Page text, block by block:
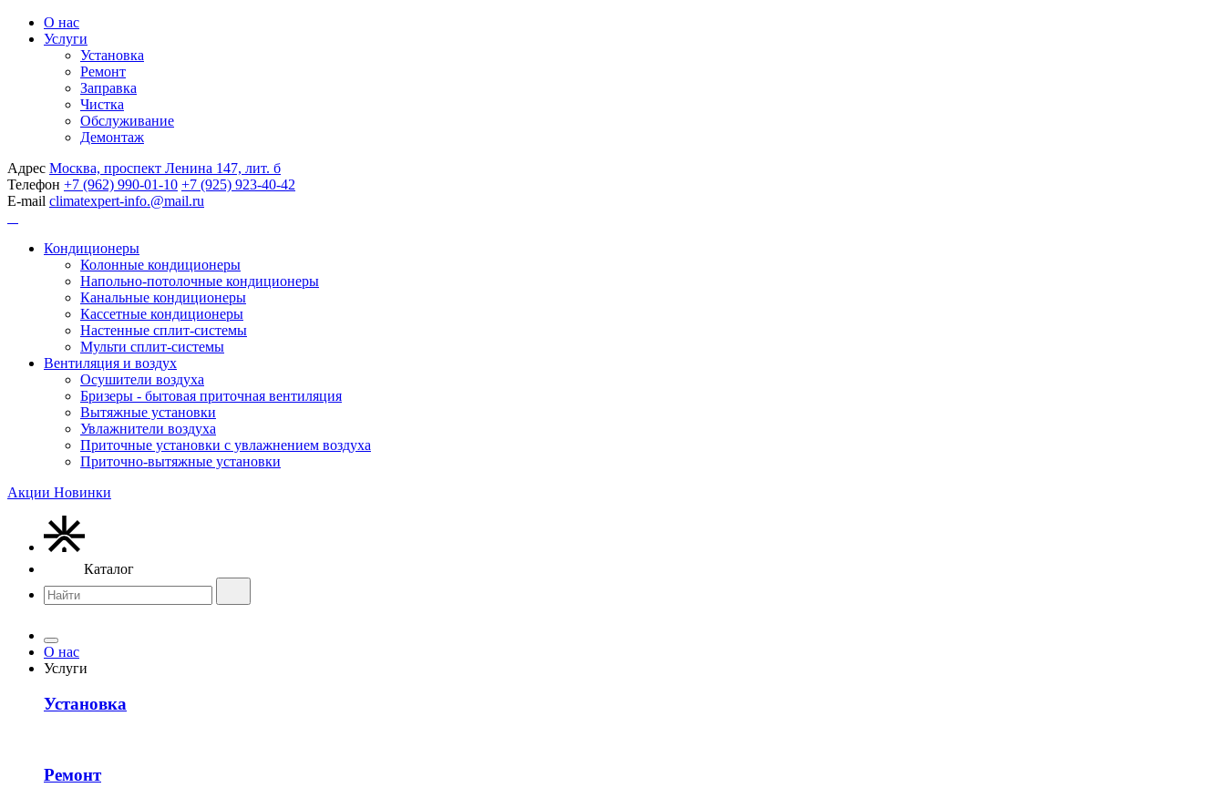
О нас
Услуги
Установка
Ремонт
Заправка
Чистка
Обслуживание
Демонтаж
Адрес Москва, проспект Ленина 147, лит. б
Телефон +7 (962) 990-01-10 +7 (925) 923-40-42
E-mail climatexpert-info.@mail.ru
Кондиционеры
Колонные кондиционеры
Напольно-потолочные кондиционеры
Канальные кондиционеры
Кассетные кондиционеры
Настенные сплит-системы
Мульти сплит-системы
Вентиляция и воздух
Осушители воздуха
Бризеры - бытовая приточная вентиляция
Вытяжные установки
Увлажнители воздуха
Приточные установки с увлажнением воздуха
Приточно-вытяжные установки
Акции Новинки
Каталог
О нас
Услуги
Установка
Ремонт